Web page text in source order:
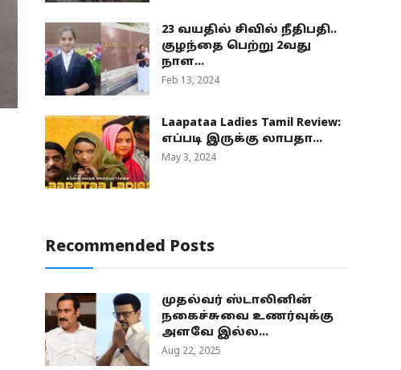
23 வயதில் சிவில் நீதிபதி..
குழந்தை பெற்று 2வது
நாள...
Feb 13, 2024
Laapataa Ladies Tamil Review:
எப்படி இருக்கு லாபதா...
May 3, 2024
Recommended Posts
முதல்வர் ஸ்டாலினின்
நகைச்சுவை உணர்வுக்கு
அளவே இல்ல...
Aug 22, 2025